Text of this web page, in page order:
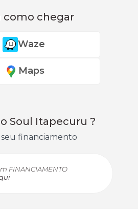
como chegar
Waze
Maps
Soul Itapecuru ?
financiamento
FINANCIAMENTO